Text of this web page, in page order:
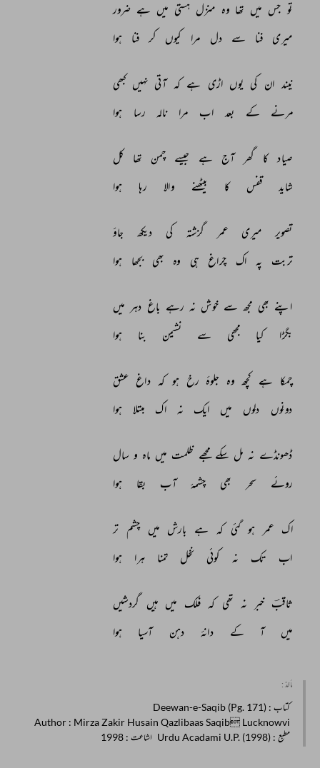
تو جس میں تھا وہ منزل ہستی میں ہے ضرور
میری
فنا سے دل مرا کیوں کر فنا ہوا
نیند ان کی یوں اڑی ہے کہ آتی نہیں کبھی
مرنے
کے بعد اب مرا نالہ رسا ہوا
صیاد کا گھر آج ہے جیسے چمن تھا
کل
شاید
قفس کا بیٹھنے والا رہا ہوا
تصویر میری عمر گزشتہ کی دیکھ
جاؤ
تربت
پہ اک چراغ ہی وہ بھی بجھا ہوا
اپنے بھی مجھ سے خوش نہ رہے باغ دہر میں
بگڑا
کیا مجھی سے نشیمن بنا ہوا
چمکا ہے کچھ وہ جلوۂ رخ ہو کہ داغ عشق
دونوں
دلوں میں ایک نہ اک مبتلا ہوا
ڈھونڈے نہ مل سکے مجھے ظلمت میں ماہ و سال
روئے
سحر بھی چشمۂ آب بقا ہوا
اک عمر ہو گئی کہ ہے بارش میں چشم تر
اب
تک نہ کوئی نخل تمنا ہرا ہوا
ثاقبؔ خبر نہ تھی کہ فلک میں ہیں گردشیں
میں
آ کے دانۂ دہن آسیا ہوا
مأخذ :
کتاب : Deewan-e-Saqib (Pg. 171)
Author : Mirza Zakir Husain Qazlibaas Saqib Lucknowvi
مطبع : Urdu Acadami U.P. (1998) اشاعت : 1998